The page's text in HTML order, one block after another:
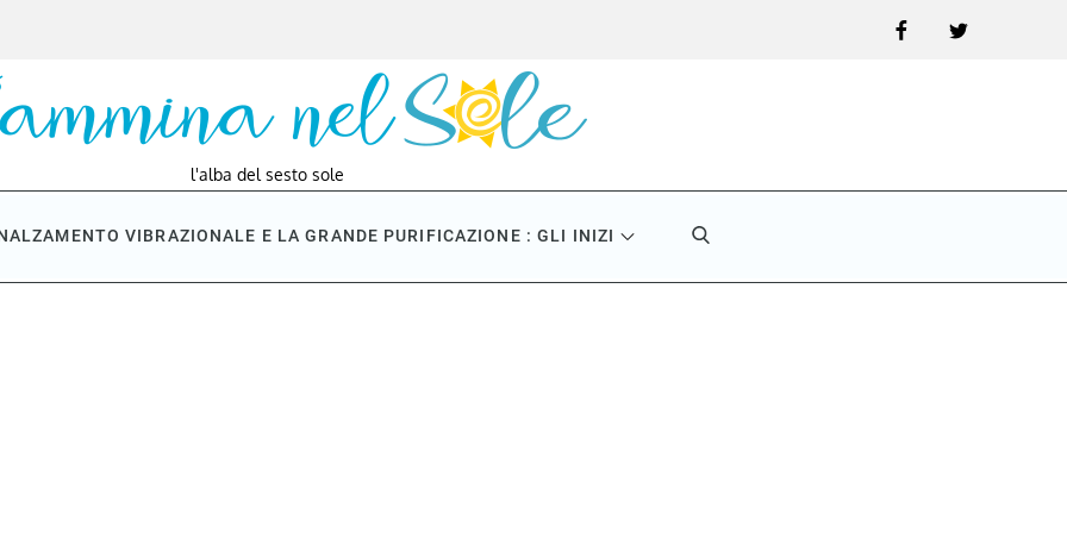
FacebookTwitter
l'alba del sesto sole
VIBRAZIONALE E LA GRANDE PURIFICAZIONE : GLI INIZI